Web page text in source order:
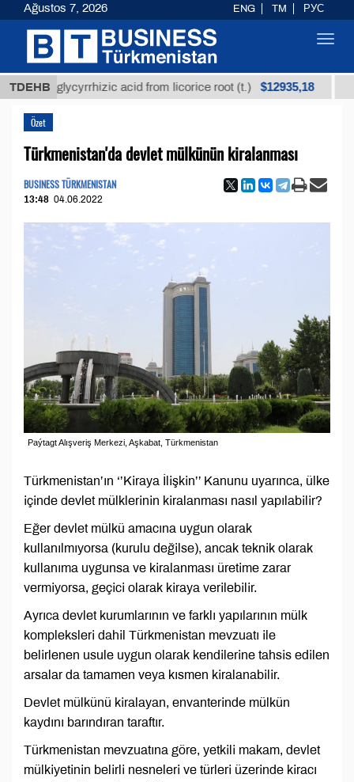
TDEHB
glycyrrhizic acid from licorice root (t.) $12935,18
Özet
Türkmenistan'da devlet mülkünün kiralanması
BUSINESS TÜRKMENISTAN
13:48 04.06.2022
Paýtagt Alışveriş Merkezi, Aşkabat, Türkmenistan
Türkmenistan’ın ‘’Kiraya İlişkin’’ Kanunu uyarınca, ülke
içinde devlet mülklerinin kiralanması nasıl yapılabilir?
Eğer devlet mülkü amacına uygun olarak
kullanılmıyorsa (kurulu değilse), ancak teknik olarak
kullanıma uygunsa ve kiralanması üretime zarar
vermiyorsa, geçici olarak kiraya verilebilir.
Ayrıca devlet kurumlarının ve farklı yapılarının mülk
kompleksleri dahil Türkmenistan mevzuatı ile
belirlenen usule uygun olarak kendilerine tahsis edilen
arsalar da tamamen veya kısmen kiralanabilir.
Devlet mülkünü kiralayan, envanterinde mülkün
kaydını barındıran taraftır.
Türkmenistan mevzuatına göre, yetkili makam, devlet
mülkiyetinin belirli nesneleri ve türleri üzerinde kiracı
Ağustos 7, 2026 ENG TM РУС